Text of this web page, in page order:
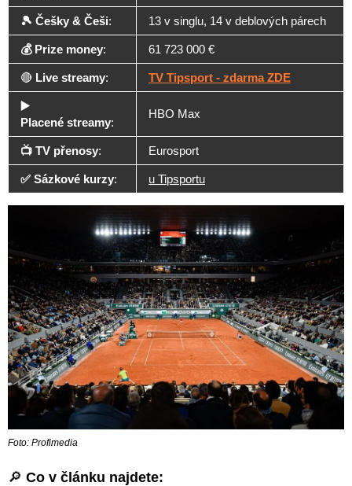
🎾 Češky & Češi: 13 v singlu, 14 v deblových párech
💰 Prize money: 61 723 000 €
🔴 Live streamy: TV Tipsport - zdarma ZDE
▶️
Placené streamy:
HBO Max
📺 TV přenosy: Eurosport
✅ Sázkové kurzy: u Tipsportu
Foto: Profimedia
🔎 Co v článku najdete: